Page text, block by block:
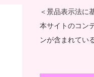
＜景品表示法に
本サイトのコン
ンが含まれてい